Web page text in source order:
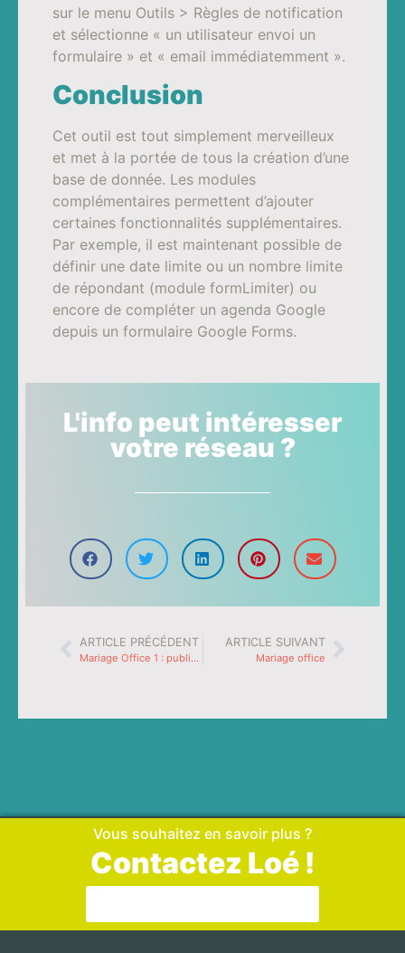
sur le menu Outils > Règles de notification
et sélectionne « un utilisateur envoi un
formulaire » et « email immédiatemment ».
Conclusion
Cet outil est tout simplement merveilleux
et met à la portée de tous la création d’une
base de donnée. Les modules
complémentaires permettent d’ajouter
certaines fonctionnalités supplémentaires.
Par exemple, il est maintenant possible de
définir une date limite ou un nombre limite
de répondant (module formLimiter) ou
encore de compléter un agenda Google
depuis un formulaire Google Forms.
L'info peut intéresser
votre réseau ?
ARTICLE PRÉCÉDENT
Mariage Office 1 : publipostage
ARTICLE SUIVANT
Mariage office
Vous souhaitez en savoir plus ?
Contactez Loé !